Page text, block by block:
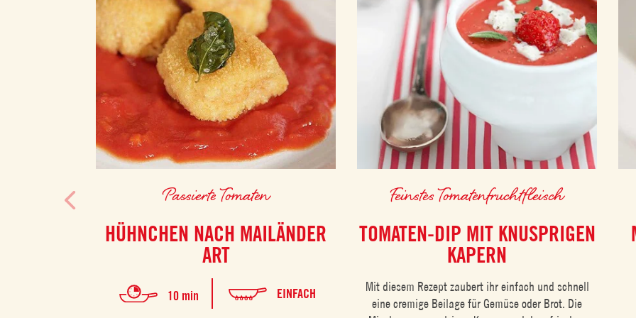
Passierte Tomaten
HÜHNCHEN NACH MAILÄNDER
ART
10 min EINFACH
Feinstes Tomatenfruchtfleisch
TOMATEN-DIP MIT KNUSPRIGEN
KAPERN
Mit diesem Rezept zaubert ihr einfach und schnell
eine cremige Beilage für Gemüse oder Brot. Die